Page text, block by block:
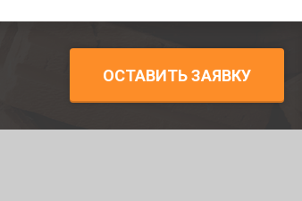
ОСТАВИТЬ ЗАЯВКУ